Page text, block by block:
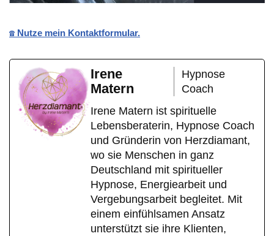
☎️ Nutze mein Kontaktformular.
Irene
Matern
Hypnose
Coach
Irene Matern ist spirituelle
Lebensberaterin, Hypnose Coach
und Gründerin von Herzdiamant,
wo sie Menschen in ganz
Deutschland mit spiritueller
Hypnose, Energiearbeit und
Vergebungsarbeit begleitet. Mit
einem einfühlsamen Ansatz
unterstützt sie ihre Klienten,